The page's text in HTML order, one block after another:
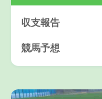
収支報告
競馬予想